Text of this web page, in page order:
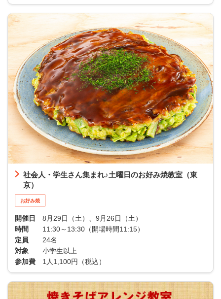
社会人・学生さん集まれ♪土曜日のお好み焼教室（東
京）
お好み焼
開催日
8月29日（土）、9月26日（土）
時間
11:30～13:30（開場時間11:15）
定員
24名
対象
小学生以上
参加費
1人1,100円（税込）